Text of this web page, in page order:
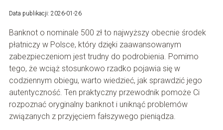
Data publikacji: 2026-01-26
Banknot o nominale 500 zł to najwyższy obecnie środek
płatniczy w Polsce, który dzięki zaawansowanym
zabezpieczeniom jest trudny do podrobienia. Pomimo
tego, że wciąż stosunkowo rzadko pojawia się w
codziennym obiegu, warto wiedzieć, jak sprawdzić jego
autentyczność. Ten praktyczny przewodnik pomoże Ci
rozpoznać oryginalny banknot i uniknąć problemów
związanych z przyjęciem fałszywego pieniądza.